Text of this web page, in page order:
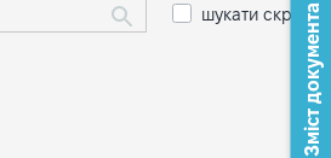
шукати скрізьЗміст документа